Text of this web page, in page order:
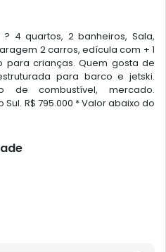
? 4 quartos, 2 banheiros, Sala,
2 carros, edícula com + 1
para crianças. Quem gosta de
para barco e jetski.
de combustível, mercado.
R$ 795.000 * Valor abaixo do